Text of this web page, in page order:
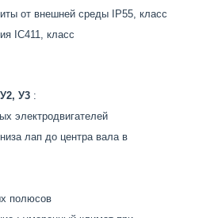
от внешней среды IP55, класс
IC411, класс
У3:
электродвигателей
лап до центра вала в
полюсов